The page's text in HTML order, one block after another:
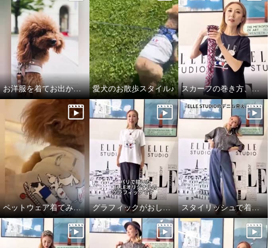
お洋服を着てお出かけ✧ペットウェア✧ 愛犬のお散歩スタイル♪ スカーフの巻き方、簡単2通りです♪
ペットウェア着てみました♪ グラフィックがおしゃれなTシャツ スタイリッシュで着心地良いデニムパンツ